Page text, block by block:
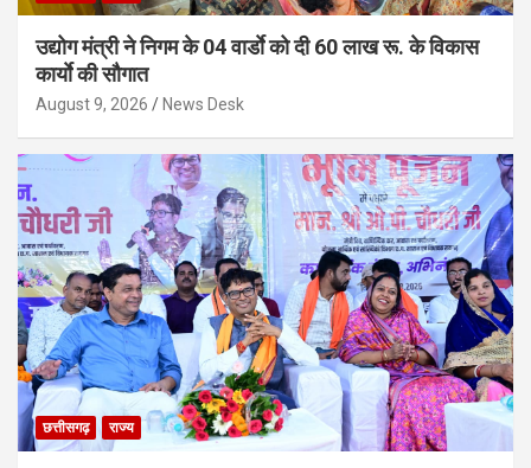
उद्योग मंत्री ने निगम के 04 वार्डाे को दी 60 लाख रू. के विकास
कार्याे की सौगात
August 9, 2026 News Desk
छत्तीसगढ़ राज्य